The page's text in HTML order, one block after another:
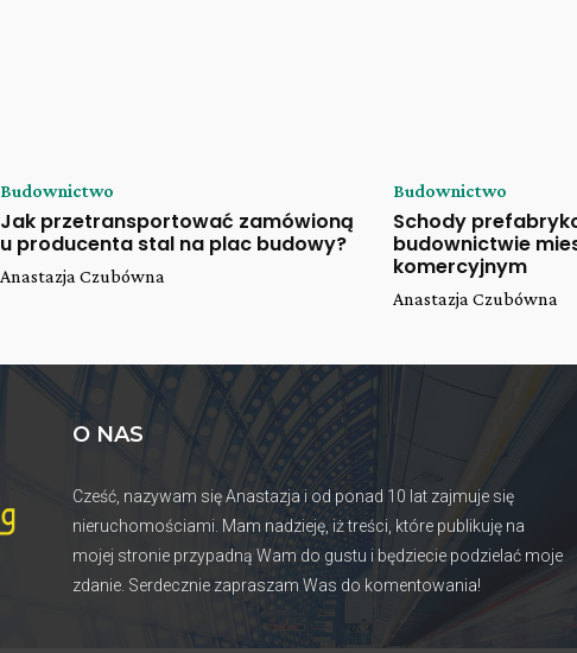
Budownictwo
Jak przetransportować zamówioną
u producenta stal na plac budowy?
Anastazja Czubówna
Budownictwo
Schody
budownictwie
komercyjnym
Anastazja Czubówna
O NAS
Cześć, nazywam się Anastazja i od ponad 10 lat zajmuje się
nieruchomościami. Mam nadzieję, iż treści, które publikuję na
mojej stronie przypadną Wam do gustu i będziecie podzielać moje
zdanie. Serdecznie zapraszam Was do komentowania!